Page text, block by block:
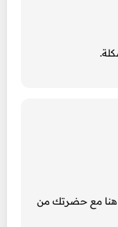
هنا مع حضرتك من